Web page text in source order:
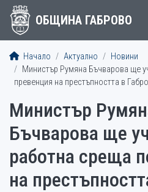
ОБЩИНА ГАБРОВО
Начало Актуално
Новини
Министър Румяна Бъчварова ще
превенция на престъпността в
Министър
Бъчварова ще
работна среща
на